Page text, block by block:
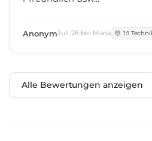
AnonymJuli,26 bei Maria 1:1
Alle Bewertungen anzeigen